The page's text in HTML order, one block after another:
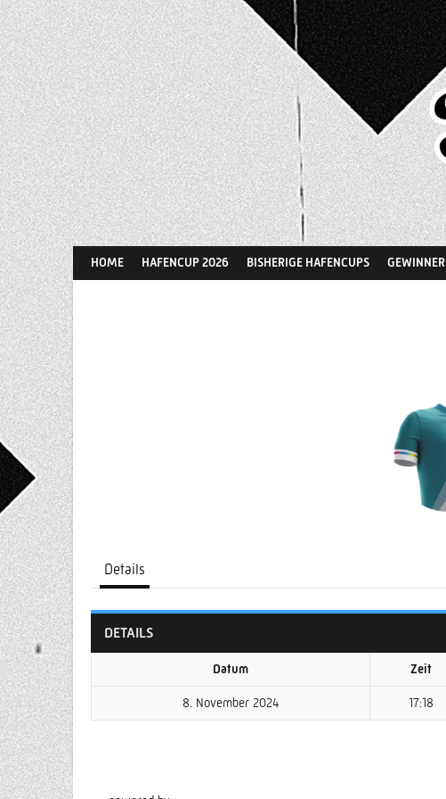
Springe
zum
Inhalt
HOME HAFENCUP 2026 BISHERIGE HAFENCUPS GEWINNER
Details
DETAILS
Datum Zeit
8. November 2024 17:18